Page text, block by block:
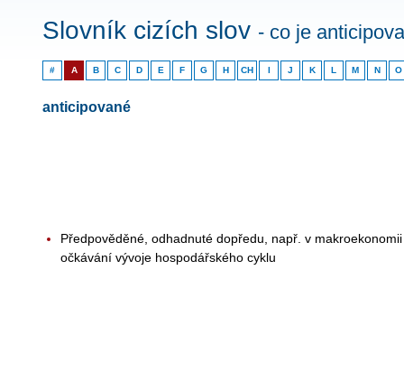
Slovník cizích slov - co je
# A B C D E F G H CH I J K L M N O
anticipované
Předpověděné, odhadnuté dopředu, např. v
očkávání vývoje hospodářského cyklu